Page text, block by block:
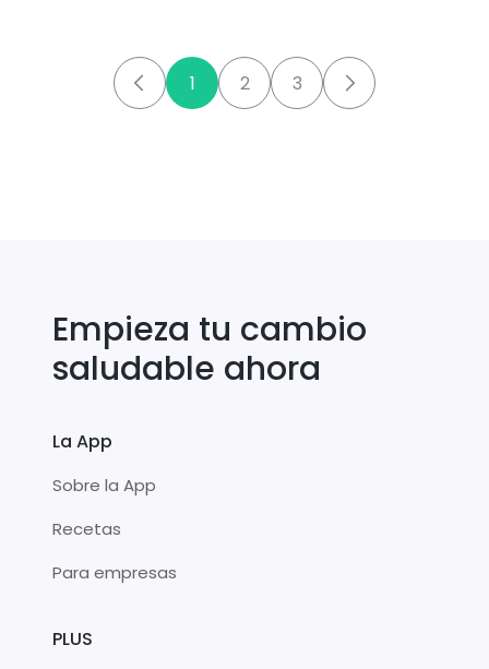
1 2 3
Empieza tu cambio
saludable ahora
La App
Sobre la App
Recetas
Para empresas
PLUS